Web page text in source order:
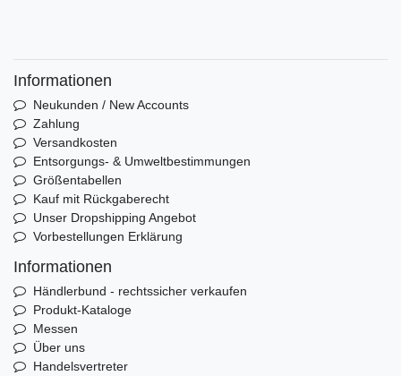
Informationen
Neukunden / New Accounts
Zahlung
Versandkosten
Entsorgungs- & Umweltbestimmungen
Größentabellen
Kauf mit Rückgaberecht
Unser Dropshipping Angebot
Vorbestellungen Erklärung
Informationen
Händlerbund - rechtssicher verkaufen
Produkt-Kataloge
Messen
Über uns
Handelsvertreter